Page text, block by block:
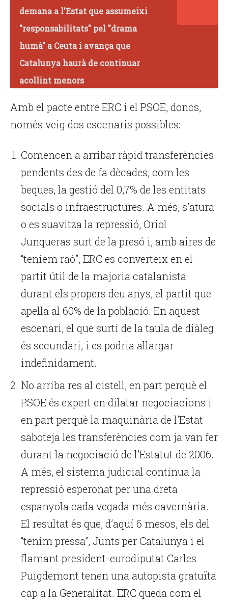
demana a l'Estat que assumeixi
"responsabilitats" pel "drama
humà" a Ceuta i avança que
Catalunya haurà de continuar
acollint menors
Amb el pacte entre ERC i el PSOE, doncs,
només veig dos escenaris possibles:
Comencen a arribar ràpid transferències
pendents des de fa dècades, com les
beques, la gestió del 0,7% de les entitats
socials o infraestructures. A més, s’atura
o es suavitza la repressió, Oriol
Junqueras surt de la presó i, amb aires de
“teníem raó”, ERC es converteix en el
partit útil de la majoria catalanista
durant els propers deu anys, el partit que
apel·la al 60% de la població. En aquest
escenari, el que surti de la taula de diàleg
és secundari, i es podria allargar
indefinidament.
No arriba res al cistell, en part perquè el
PSOE és expert en dilatar negociacions i
en part perquè la maquinària de l’Estat
saboteja les transferències com ja van fer
durant la negociació de l’Estatut de 2006.
A més, el sistema judicial continua la
repressió esperonat per una dreta
espanyola cada vegada més cavernària.
El resultat és que, d’aquí 6 mesos, els del
“tenim pressa”, Junts per Catalunya i el
flamant president-eurodiputat Carles
Puigdemont tenen una autopista gratuïta
cap a la Generalitat. ERC queda com el